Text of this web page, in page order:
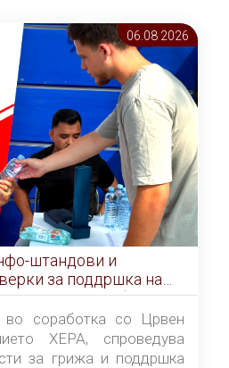
06.08 2026
штандови и
за поддршка на
на топлотен бран
во соработка со Црвен
ХЕРА, спроведува
за грижа и поддршка